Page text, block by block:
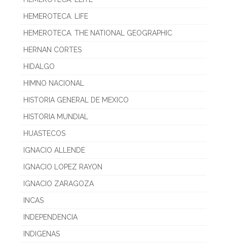
HEMEROTECA. LIFE
HEMEROTECA. THE NATIONAL GEOGRAPHIC
HERNAN CORTES
HIDALGO
HIMNO NACIONAL
HISTORIA GENERAL DE MEXICO
HISTORIA MUNDIAL
HUASTECOS
IGNACIO ALLENDE
IGNACIO LOPEZ RAYON
IGNACIO ZARAGOZA
INCAS
INDEPENDENCIA
INDIGENAS